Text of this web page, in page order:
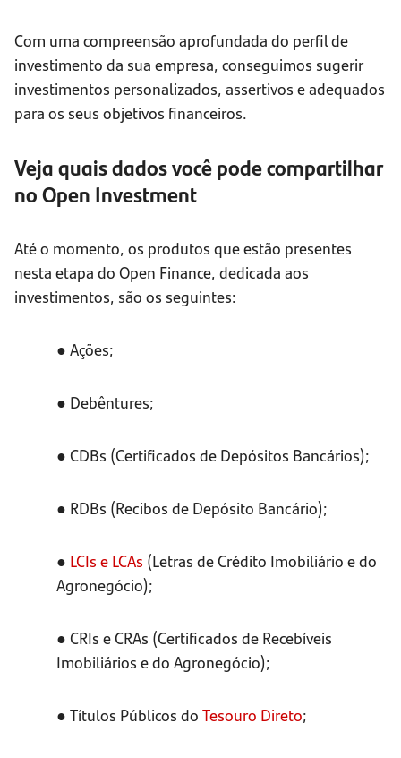
Com uma compreensão aprofundada do perfil de
investimento da sua empresa, conseguimos sugerir
investimentos personalizados, assertivos e adequados
para os seus objetivos financeiros.
Veja quais dados você pode compartilhar
no Open Investment
Até o momento, os produtos que estão presentes
nesta etapa do Open Finance, dedicada aos
investimentos, são os seguintes:
● Ações;
● Debêntures;
● CDBs (Certificados de Depósitos Bancários);
● RDBs (Recibos de Depósito Bancário);
● LCIs e LCAs (Letras de Crédito Imobiliário e do
Agronegócio);
● CRIs e CRAs (Certificados de Recebíveis
Imobiliários e do Agronegócio);
● Títulos Públicos doTesouro Direto;